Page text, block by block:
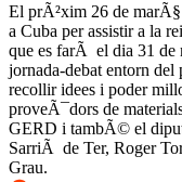
El prÃ²xim 26 de
a Cuba per assistir a la
que es farÃ el dia 31
jornada-debat entorn del
recollir idees i poder
proveÃ¯dors de
GERD i tambÃ© el
SarriÃ de Ter, Roger
Grau.